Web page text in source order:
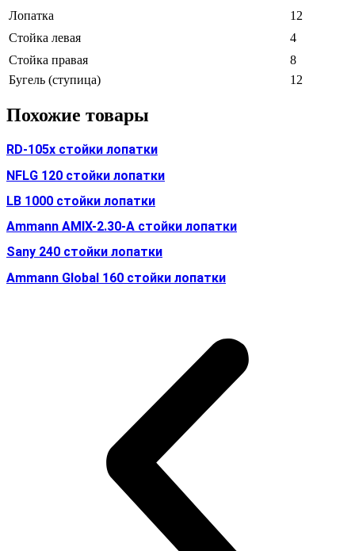
Лопатка
12
Стойка левая
4
Стойка правая
8
Бугель (ступица)
12
Похожие товары
RD-105x стойки лопатки
NFLG 120 стойки лопатки
LB 1000 стойки лопатки
Ammann AMIX-2.30-A стойки лопатки
Sany 240 стойки лопатки
Ammann Global 160 стойки лопатки